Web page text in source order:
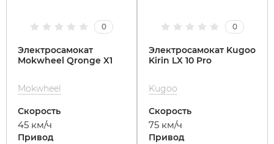
Syccyba
0
Электросамокат
Mokwheel Qronge X1
Mokwheel
Скорость
45 км/ч
Привод
0
Электросамокат Kugoo
Kirin LX 10 Pro
Kugoo
Скорость
75 км/ч
Привод